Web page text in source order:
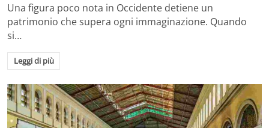
Una figura poco nota in Occidente detiene un
patrimonio che supera ogni immaginazione. Quando
si…
Leggi di più